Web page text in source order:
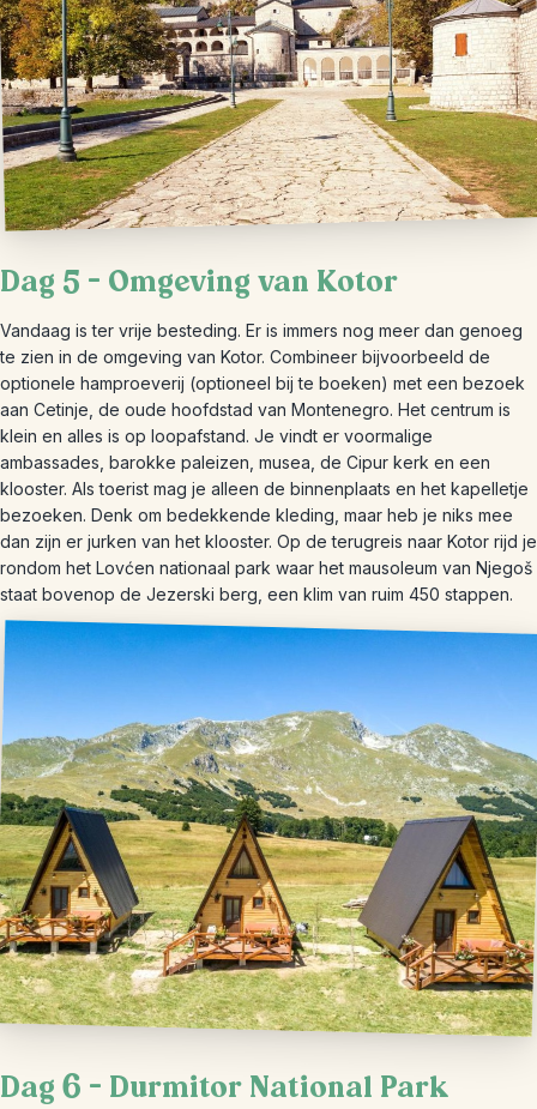
Dag 5 – Omgeving van Kotor
Vandaag is ter vrije besteding. Er is immers nog meer dan genoeg
te zien in de omgeving van Kotor. Combineer bijvoorbeeld de
optionele hamproeverij (optioneel bij te boeken) met een bezoek
aan Cetinje, de oude hoofdstad van Montenegro. Het centrum is
klein en alles is op loopafstand. Je vindt er voormalige
ambassades, barokke paleizen, musea, de Cipur kerk en een
klooster. Als toerist mag je alleen de binnenplaats en het kapelletje
bezoeken. Denk om bedekkende kleding, maar heb je niks mee
dan zijn er jurken van het klooster. Op de terugreis naar Kotor rijd je
rondom het Lovćen nationaal park waar het mausoleum van Njegoš
staat bovenop de Jezerski berg, een klim van ruim 450 stappen.
Dag 6 – Durmitor National Park